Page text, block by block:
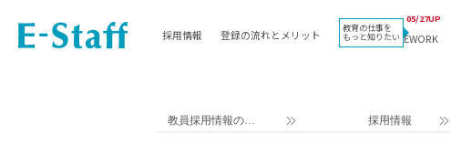
採用情報 登録の流れとメリット
教育の仕事を
もっと知りたい
05/27UP
EWORK
教員採用情報のイ
採用情報